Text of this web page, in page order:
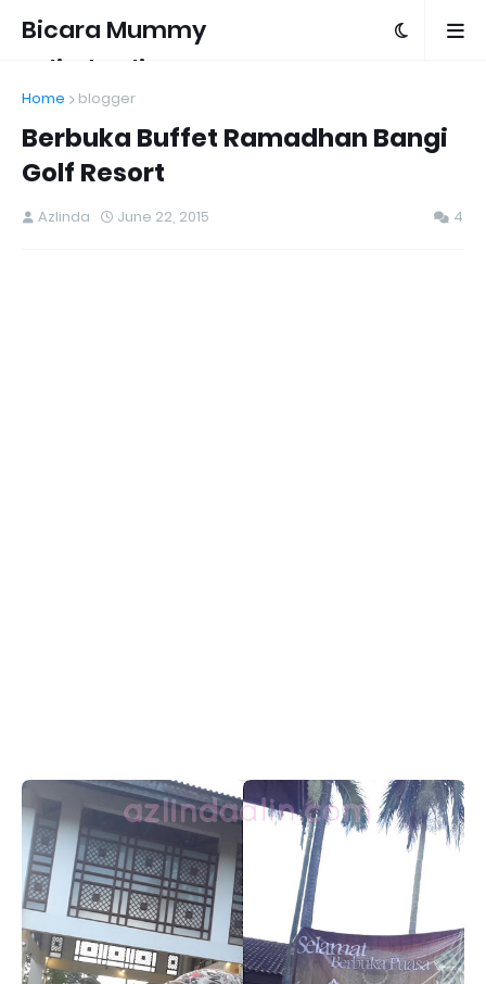
Bicara Mummy
Azlinda Alin
Home blogger
Berbuka Buffet Ramadhan Bangi
Golf Resort
Azlinda June 22, 2015 4